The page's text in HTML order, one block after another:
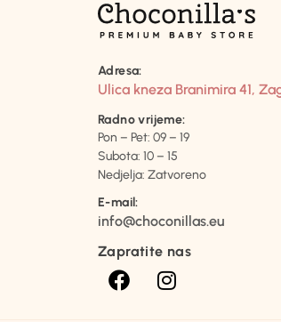
Adresa:
Ulica kneza Branimira 41,
Radno vrijeme:
Pon – Pet: 09 – 19
Subota: 10 – 15
Nedjelja: Zatvoreno
E-mail:
info@choconillas.eu
Zapratite nas